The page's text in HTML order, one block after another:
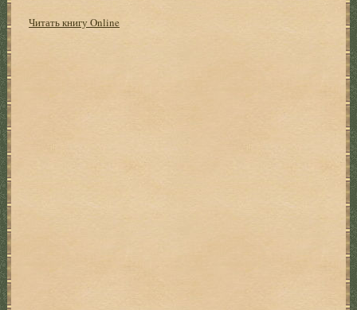
Читать книгу Online